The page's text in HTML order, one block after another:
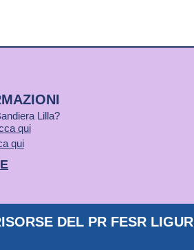
Lilla?
qui
qui
DEL PR FESR